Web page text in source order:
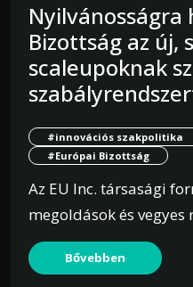
Nyilvánosságra
Bizottság az új,
scaleupoknak
#innovációs szakpolitika
#Európai Bizottság
Az EU Inc. társasági
megoldások és vegyes
Bővebben